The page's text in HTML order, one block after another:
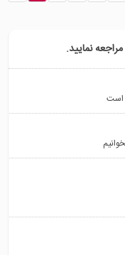
مراجعه نمایید.